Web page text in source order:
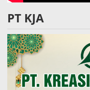
PT KJA